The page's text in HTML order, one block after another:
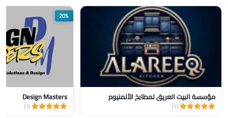
مؤسسة البيت العريق لمطابخ الألمنيوم
(1)
20%
Design Masters
(1)